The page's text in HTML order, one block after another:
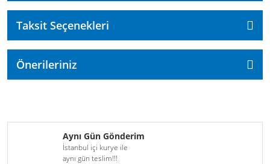
Taksit Seçenekleri
Önerileriniz
Aynı Gün Gönderim
İstanbul içi kurye ile
aynı gün teslim!!!